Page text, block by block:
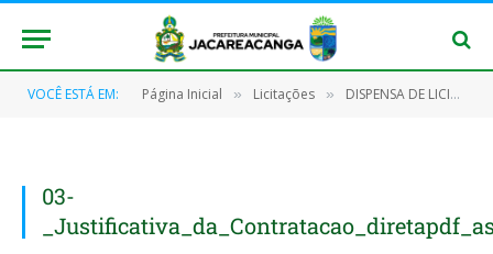
VOCÊ ESTÁ EM: Página Inicial » Licitações » DISPENSA DE LICITAÇÃO Nº 002/2018 – PMJ
03-